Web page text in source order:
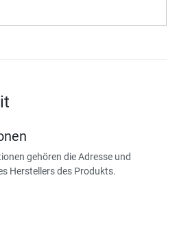
gehören die Adresse und
Herstellers des Produkts.